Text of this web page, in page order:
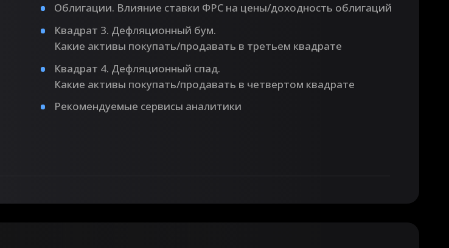
Облигации. Влияние ставки ФРС на цены/доходность облигаций
Квадрат 3. Дефляционный бум.
Какие активы покупать/продавать в третьем квадрате
Квадрат 4. Дефляционный спад.
Какие активы покупать/продавать в четвертом квадрате
Рекомендуемые сервисы аналитики